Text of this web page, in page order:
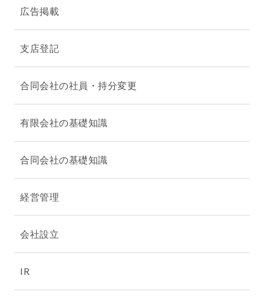
広告掲載
支店登記
合同会社の社員・持分変更
有限会社の基礎知識
合同会社の基礎知識
経営管理
会社設立
IR